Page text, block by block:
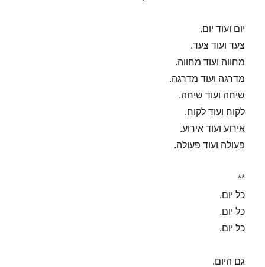
יום ועוד יום.
צעד ועוד צעד.
מחווה ועוד מחווה.
מדרגה ועוד מדרגה.
שיחה ועוד שיחה.
לקוח ועוד לקוח.
אירוע ועוד אירוע.
פעולה ועוד פעולה.
**
כל יום.
כל יום.
כל יום.
גם היום.